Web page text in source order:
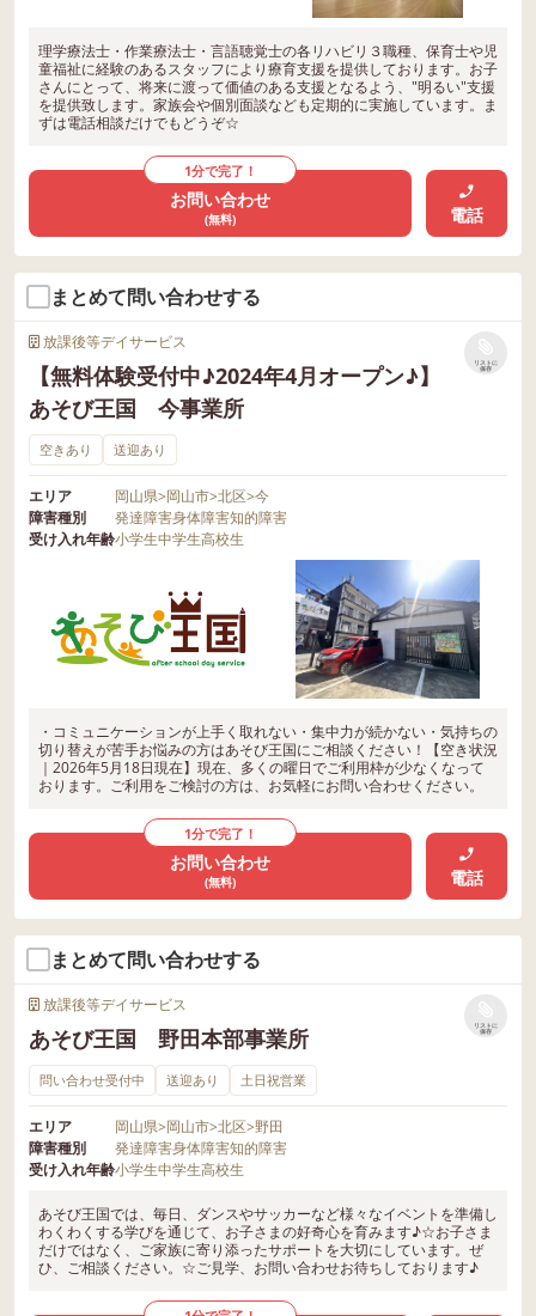
理学療法士・作業療法士・言語聴覚士の各リハビリ３職種、保育士や児
童福祉に経験のあるスタッフにより療育支援を提供しております。お子
さんにとって、将来に渡って価値のある支援となるよう、"明るい"支援
を提供致します。家族会や個別面談なども定期的に実施しています。ま
ずは電話相談だけでもどうぞ☆
1分で完了！
お問い合わせ
(無料) 電話
まとめて問い合わせする
放課後等デイサービス
【無料体験受付中♪2024年4月オープン♪】
あそび王国 今事業所
リストに
保存
空きあり 送迎あり
エリア 岡山県>岡山市>北区>今
障害種別
発達障害身体障害知的障害
受け入れ年齢小学生中学生高校生
・コミュニケーションが上手く取れない・集中力が続かない・気持ちの
切り替えが苦手お悩みの方はあそび王国にご相談ください！【空き状況
｜2026年5月18日現在】現在、多くの曜日でご利用枠が少なくなって
おります。ご利用をご検討の方は、お気軽にお問い合わせください。
1分で完了！
お問い合わせ
(無料) 電話
まとめて問い合わせする
放課後等デイサービス
あそび王国 野田本部事業所
リストに
保存
問い合わせ受付中 送迎あり 土日祝営業
エリア 岡山県>岡山市>北区>野田
障害種別
発達障害身体障害知的障害
受け入れ年齢小学生中学生高校生
あそび王国では、毎日、ダンスやサッカーなど様々なイベントを準備し
わくわくする学びを通じて、お子さまの好奇心を育みます♪☆お子さま
だけではなく、ご家族に寄り添ったサポートを大切にしています。ぜ
ひ、ご相談ください。☆ご見学、お問い合わせお待ちしております♪